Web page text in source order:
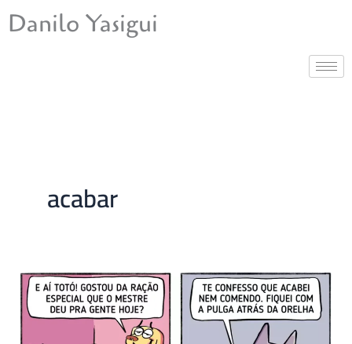
para
Danilo Yasigui
acabar